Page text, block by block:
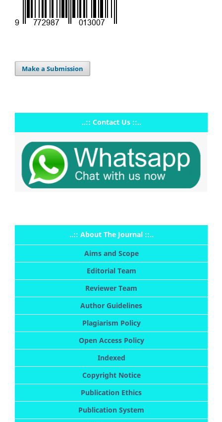
Make a Submission
..:: Contact Us ::..
..:: About The Journal ::..
Aims and Scope
Editorial Team
Reviewer Team
Author Guidelines
Plagiarism Policy
Open Access Policy
Indexed
Copyright Notice
Publication Ethics
Publication System